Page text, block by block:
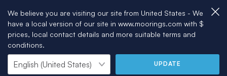
We believe you are visiting our site from United States - We
have a local version of our site in www.moorings.com with $
prices, local contact details and more suitable terms and
conditions.
UPDATE